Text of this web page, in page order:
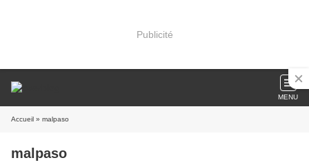
Publicité
MENU
Accueil » malpaso
malpaso